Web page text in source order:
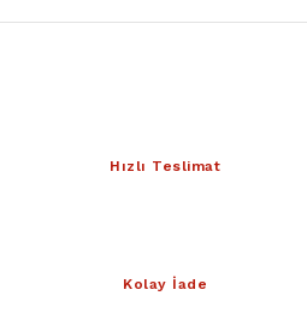
Hızlı Teslimat
Kolay İade